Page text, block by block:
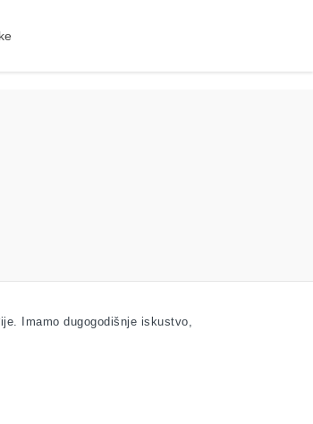
Imamo dugogodišnje iskustvo,